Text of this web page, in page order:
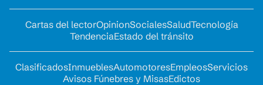
Cartas del lectorOpinionSocialesSaludTecnología
TendenciaEstado del tránsito
ClasificadosInmueblesAutomotoresEmpleosServicios
Avisos Fúnebres y MisasEdictos